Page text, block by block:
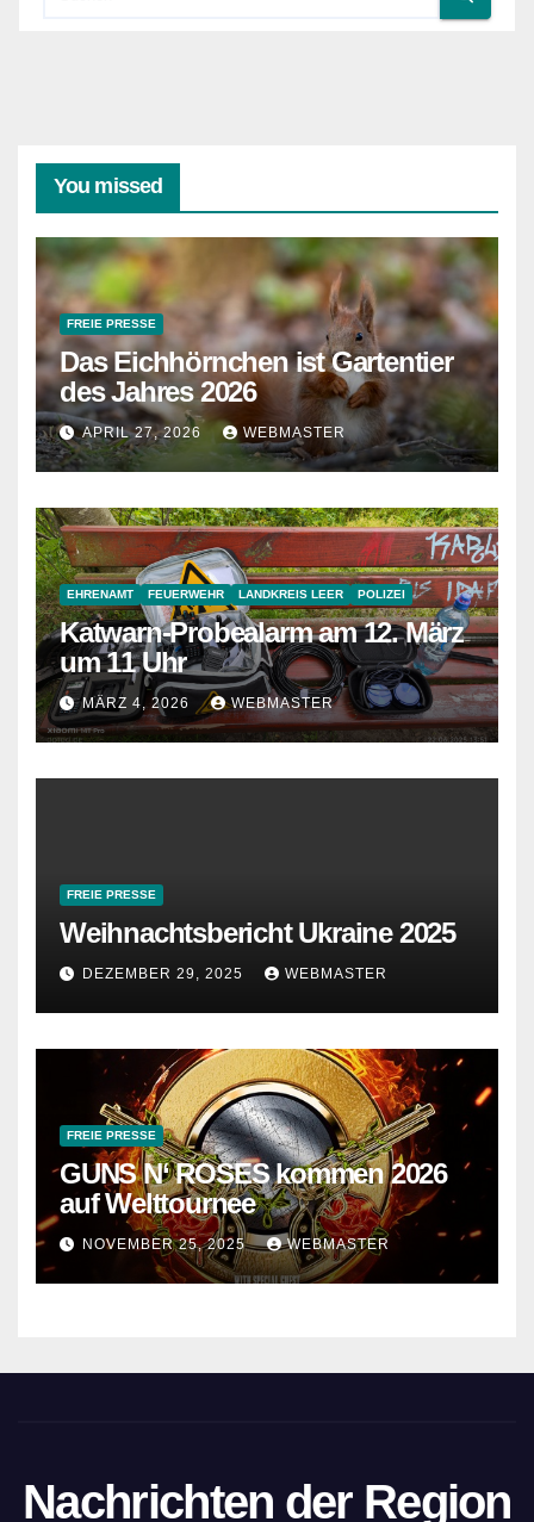
You missed
FREIE PRESSE
Das Eichhörnchen ist Gartentier
des Jahres 2026
APRIL 27, 2026 WEBMASTER
EHRENAMT FEUERWEHR LANDKREIS LEER POLIZEI
Katwarn-Probealarm am 12. März
um 11 Uhr
MÄRZ 4, 2026 WEBMASTER
FREIE PRESSE
Weihnachtsbericht Ukraine 2025
DEZEMBER 29, 2025 WEBMASTER
FREIE PRESSE
GUNS N‘ ROSES kommen 2026
auf Welttournee
NOVEMBER 25, 2025 WEBMASTER
Nachrichten der Region